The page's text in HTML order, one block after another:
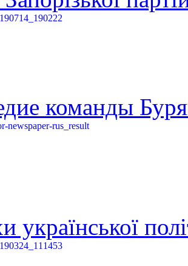
команды
української